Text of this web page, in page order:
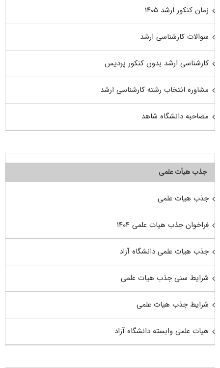
زمان کنکور ارشد ۱۴۰۵
سوالات کارشناسی ارشد
کارشناسی ارشد بدون کنکور پردیس
مشاوره انتخاب رشته کارشناسی ارشد
مصاحبه دانشگاه شاهد
جذب هیأت علمی
جذب هیات علمی
فراخوان جذب هیات علمی ۱۴۰۴
جذب هیات علمی دانشگاه آزاد
شرایط سنی جذب هیات علمی
شرایط جذب هیات علمی
هیات علمی وابسته دانشگاه آزاد